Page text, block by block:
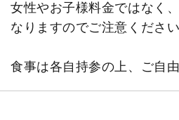
女性やお子様料金ではなく
なりますのでご注意ください
食事は各自持参の上、ご自